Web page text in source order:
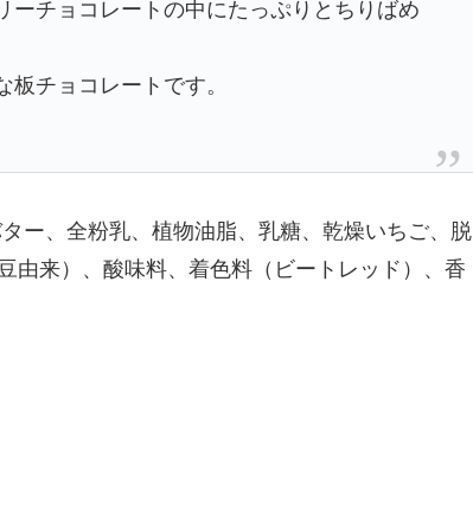
ーチョコレートの中にたっぷりとちりばめ
チョコレートです。
ー、全粉乳、植物油脂、乳糖、乾燥いちご、脱
由来）、酸味料、着色料（ビートレッド）、香